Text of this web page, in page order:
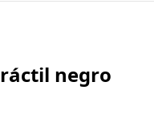
negro